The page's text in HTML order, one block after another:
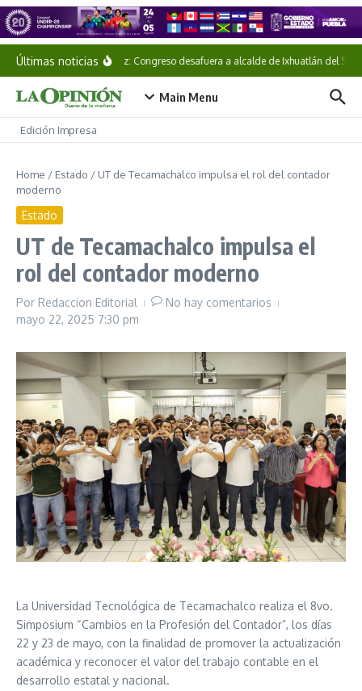
Saltar al contenido
Últimas noticiasVeracruz: Congreso desafuera a alcalde de Ixhuatlán del
Main Menu
Edición Impresa
Home / Estado / UT de Tecamachalco impulsa el rol del contador
moderno
Estado
UT de Tecamachalco impulsa el
rol del contador moderno
Por Redaccion Editorial
No hay comentarios
mayo 22, 2025 7:30 pm
La Universidad Tecnológica de Tecamachalco realiza el 8vo.
Simposium “Cambios en la Profesión del Contador”, los días
22 y 23 de mayo, con la finalidad de promover la actualización
académica y reconocer el valor del trabajo contable en el
desarrollo estatal y nacional.